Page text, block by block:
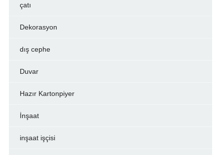
çatı
Dekorasyon
dış cephe
Duvar
Hazır Kartonpiyer
İnşaat
inşaat işçisi